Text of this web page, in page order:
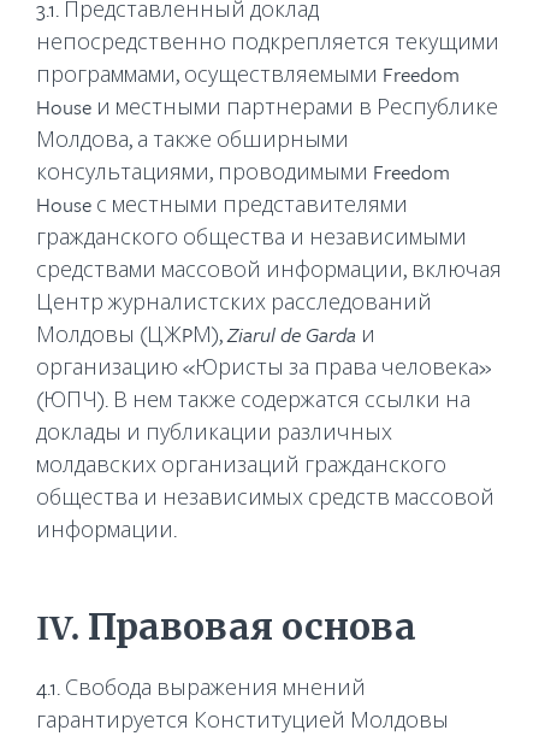
3.1. Представленный доклад
непосредственно подкрепляется текущими
программами, осуществляемыми Freedom
House и местными партнерами в Республике
Молдова, а также обширными
консультациями, проводимыми Freedom
House с местными представителями
гражданского общества и независимыми
средствами массовой информации, включая
Центр журналистских расследований
Молдовы (ЦЖPМ),Ziarulde Garda и
организацию «Юристы за права человека»
(ЮПЧ). В нем также содержатся ссылки на
доклады и публикации различных
молдавских организаций гражданского
общества и независимых средств массовой
информации.
IV. Правовая основа
4.1. Свобода выражения мнений
гарантируется Конституцией Молдовы